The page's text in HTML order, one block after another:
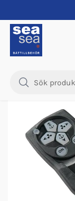
Fjärrkontroller &